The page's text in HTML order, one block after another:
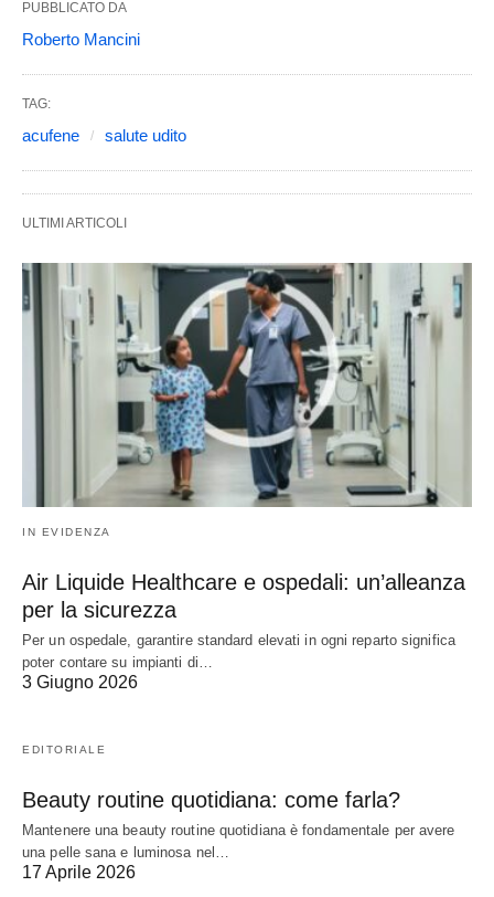
PUBBLICATO DA
Roberto Mancini
TAG:
acufene salute udito
ULTIMI ARTICOLI
IN EVIDENZA
Air Liquide Healthcare e ospedali: un’alleanza
per la sicurezza
Per un ospedale, garantire standard elevati in ogni reparto significa
poter contare su impianti di…
3 Giugno 2026
EDITORIALE
Beauty routine quotidiana: come farla?
Mantenere una beauty routine quotidiana è fondamentale per avere
una pelle sana e luminosa nel…
17 Aprile 2026